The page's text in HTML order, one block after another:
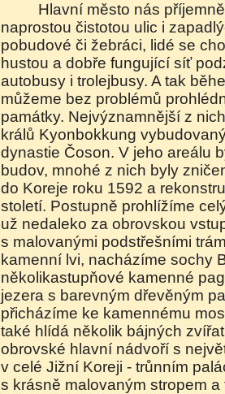
Hlavní město nás příjemně překvapuje
naprostou čistotou ulic i
pobudové či žebráci, lidé se
hustou a dobře fungující síť
autobusy i trolejbusy. A tak
můžeme bez problémů
památky. Nejvýznamnější z
králů Kyonbokkung
dynastie Čoson. V jeho areálu
budov, mnohé z nich byly
do Koreje roku 1592 a
století. Postupně prohlížíme
už nedaleko za obrovskou
s malovanými podstřešními
kamenní lvi, nacházíme sochy
několikastupňové kamenné
jezera s barevným dřevěným
přicházíme ke kamennému
také hlídá několik bájných
obrovské hlavní nádvoří s
v celé Jižní Koreji - trůnním
s krásně malovaným stropem